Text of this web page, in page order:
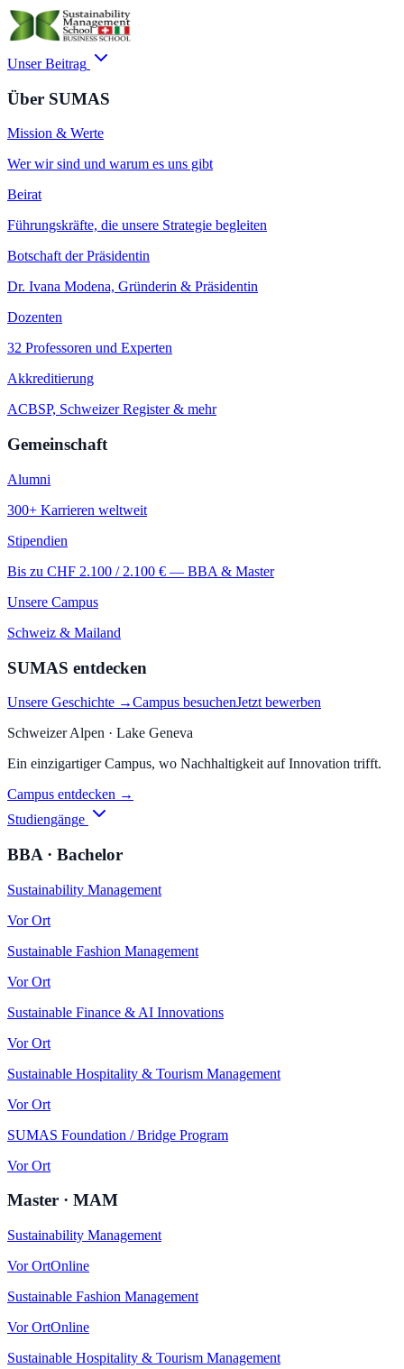
Unser Beitrag
Über SUMAS
Mission & Werte
Wer wir sind und warum es uns gibt
Beirat
Führungskräfte, die unsere Strategie begleiten
Botschaft der Präsidentin
Dr. Ivana Modena, Gründerin & Präsidentin
Dozenten
32 Professoren und Experten
Akkreditierung
ACBSP, Schweizer Register & mehr
Gemeinschaft
Alumni
300+ Karrieren weltweit
Stipendien
Bis zu CHF 2.100 / 2.100 € — BBA & Master
Unsere Campus
Schweiz & Mailand
SUMAS entdecken
Unsere Geschichte →Campus besuchenJetzt bewerben
Schweizer Alpen · Lake Geneva
Ein einzigartiger Campus, wo Nachhaltigkeit auf Innovation trifft.
Campus entdecken →
Studiengänge
BBA · Bachelor
Sustainability Management
Vor Ort
Sustainable Fashion Management
Vor Ort
Sustainable Finance & AI Innovations
Vor Ort
Sustainable Hospitality & Tourism Management
Vor Ort
SUMAS Foundation / Bridge Program
Vor Ort
Master · MAM
Sustainability Management
Vor OrtOnline
Sustainable Fashion Management
Vor OrtOnline
Sustainable Hospitality & Tourism Management